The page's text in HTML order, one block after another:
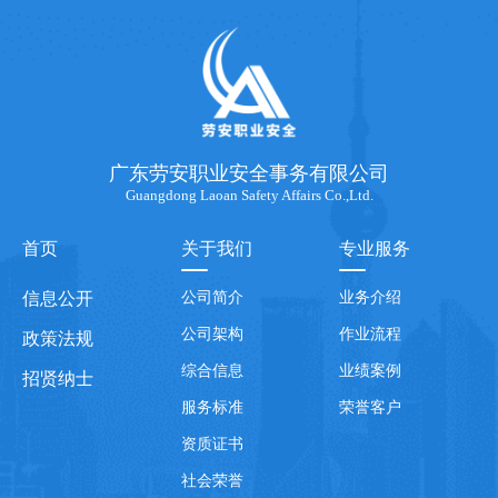
广东劳安职业安全事务有限公司
Guangdong Laoan Safety Affairs Co.,Ltd.
首页
信息公开
政策法规
招贤纳士
关于我们
公司简介
公司架构
综合信息
服务标准
资质证书
社会荣誉
专业服务
业务介绍
作业流程
业绩案例
荣誉客户